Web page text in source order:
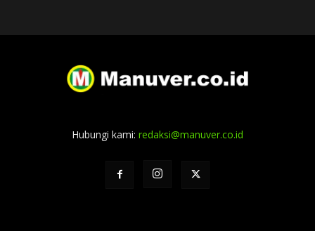
Hubungi kami: redaksi@manuver.co.id